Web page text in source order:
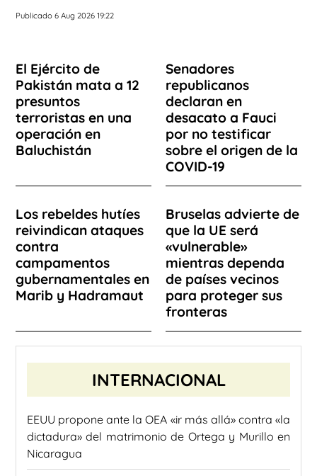
Publicado 6 Aug 2026 19:22
El Ejército de
Pakistán mata a 12
presuntos
terroristas en una
operación en
Baluchistán
Senadores
republicanos
declaran en
desacato a Fauci
por no testificar
sobre el origen de la
COVID-19
Los rebeldes hutíes
reivindican ataques
contra
campamentos
gubernamentales en
Marib y Hadramaut
Bruselas advierte de
que la UE será
«vulnerable»
mientras dependa
de países vecinos
para proteger sus
fronteras
INTERNACIONAL
EEUU propone ante la OEA «ir más allá» contra «la
dictadura» del matrimonio de Ortega y Murillo en
Nicaragua